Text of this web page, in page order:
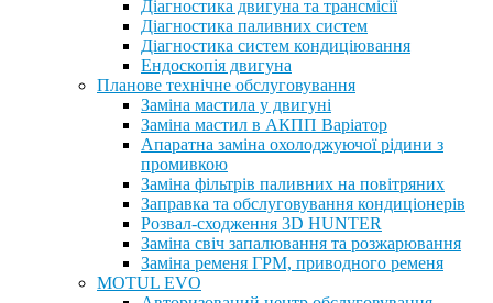
Діагностика двигуна та трансмісії
Діагностика паливних систем
Діагностика систем кондиціювання
Ендоскопія двигуна
Планове технічне обслуговування
Заміна мастила у двигуні
Заміна мастил в АКПП Варіатор
Апаратна заміна охолоджуючої рідини з
промивкою
Заміна фільтрів паливних на повітряних
Заправка та обслуговування кондиціонерів
Розвал-сходження 3D HUNTER
Заміна свіч запалювання та розжарювання
Заміна ременя ГРМ, приводного ременя
MOTUL EVO